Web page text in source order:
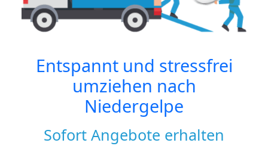
Entspannt und stressfrei
umziehen nach
Niedergelpe
Sofort Angebote erhalten